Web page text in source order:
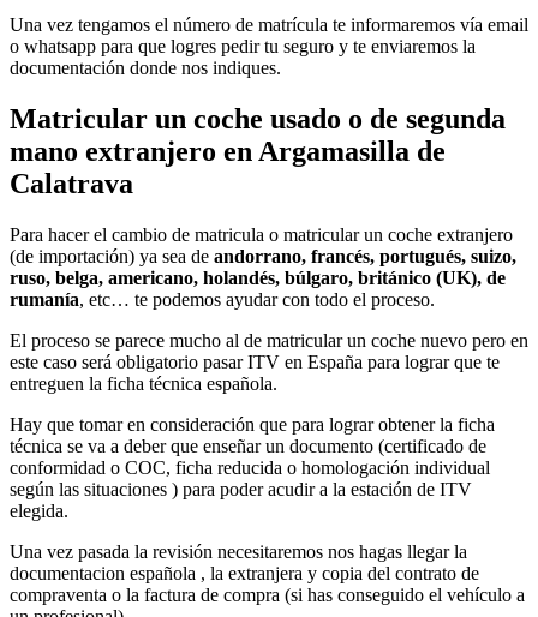
Una vez tengamos el número de matrícula te informaremos vía email
o whatsapp para que logres pedir tu seguro y te enviaremos la
documentación donde nos indiques.
Matricular un coche usado o de segunda
mano extranjero en Argamasilla de
Calatrava
Para hacer el cambio de matricula o matricular un coche extranjero
(de importación) ya sea de andorrano, francés, portugués, suizo,
ruso, belga, americano, holandés, búlgaro, británico (UK), de
rumanía, etc… te podemos ayudar con todo el proceso.
El proceso se parece mucho al de matricular un coche nuevo pero en
este caso será obligatorio pasar ITV en España para lograr que te
entreguen la ficha técnica española.
Hay que tomar en consideración que para lograr obtener la ficha
técnica se va a deber que enseñar un documento (certificado de
conformidad o COC, ficha reducida o homologación individual
según las situaciones ) para poder acudir a la estación de ITV
elegida.
Una vez pasada la revisión necesitaremos nos hagas llegar la
documentacion española , la extranjera y copia del contrato de
compraventa o la factura de compra (si has conseguido el vehículo a